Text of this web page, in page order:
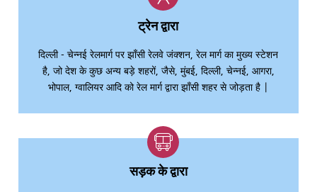
ट्रेन द्वारा
दिल्ली - चेन्नई रेलमार्ग पर झाँसी रेलवे जंक्शन, रेल मार्ग का मुख्य स्टेशन
है, जो देश के कुछ अन्य बड़े शहरों, जैसे, मुंबई, दिल्ली, चेन्नई, आगरा,
भोपाल, ग्वालियर आदि को रेल मार्ग द्वारा झाँसी शहर से जोड़ता है |
सड़क के द्वारा